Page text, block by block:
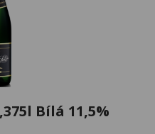
Bílá 11,5%